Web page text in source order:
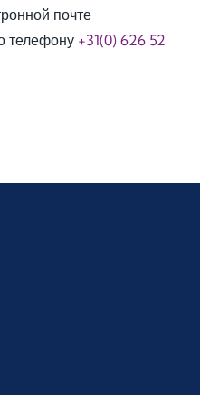
почте
телефону +31(0) 626 52